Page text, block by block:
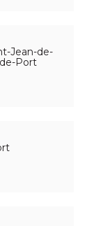
Jean-de-
Port